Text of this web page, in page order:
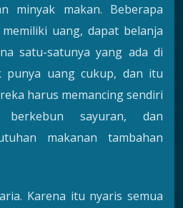
minyak makan. Beberapa
uang, dapat belanja
satu-satunya yang ada di
punya uang cukup, dan itu
harus memancing sendiri
sayuran, dan
makanan tambahan
Karena itu nyaris semua